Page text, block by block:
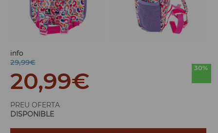
info
29,99€
30%
20,99€
PREU OFERTA
DISPONIBLE